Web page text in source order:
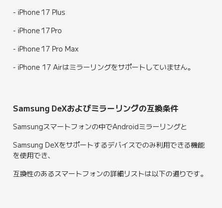
- iPhone 17 Plus
- iPhone 17 Pro
- iPhone 17 Pro Max
- iPhone 17 Airはミラーリングをサポートしていません。
Samsung DeXおよびミラーリングの互換条件
Samsungスマートフォンの中でAndroidミラーリングと
Samsung DeXをサポートするデバイスでのみ利用できる機能
を使用でき、
互換性のあるスマートフォンの詳細リストは以下の通りです。